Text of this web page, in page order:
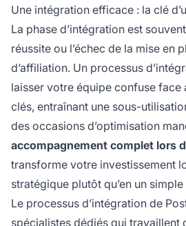
Une intégration efficace : la clé
La phase d’intégration est
réussite ou l’échec de la mise en
d’affiliation. Un processus
laisser votre équipe confuse
clés, entraînant une sous-
des occasions d’optimisation
accompagnement complet lors
transforme votre investissement
stratégique plutôt qu’en un
Le processus d’intégration de
spécialistes dédiés qui travaillent